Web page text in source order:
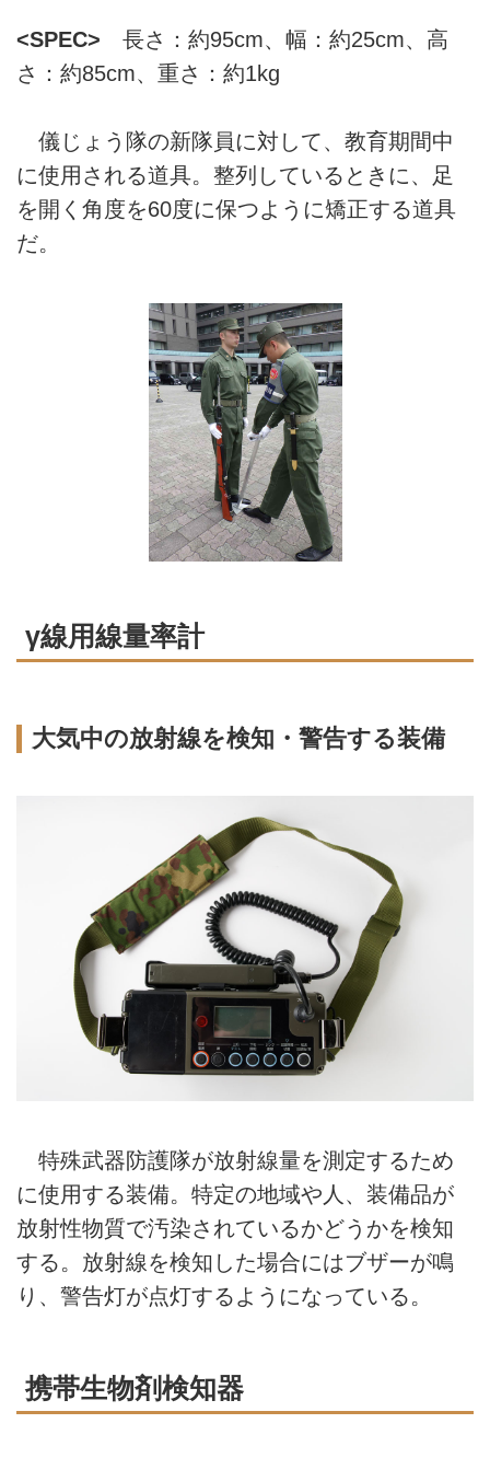
<SPEC> 長さ：約95cm、幅：約25cm、高
さ：約85cm、重さ：約1kg
儀じょう隊の新隊員に対して、教育期間中
に使用される道具。整列しているときに、足
を開く角度を60度に保つように矯正する道具
だ。
γ線用線量率計
大気中の放射線を検知・警告する装備
特殊武器防護隊が放射線量を測定するため
に使用する装備。特定の地域や人、装備品が
放射性物質で汚染されているかどうかを検知
する。放射線を検知した場合にはブザーが鳴
り、警告灯が点灯するようになっている。
携帯生物剤検知器